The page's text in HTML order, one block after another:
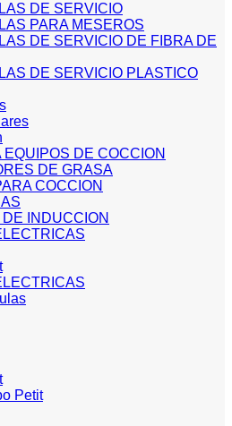
DE SERVICIO
PARA MESEROS
DE SERVICIO DE FIBRA DE
DE SERVICIO PLASTICO
EQUIPOS DE COCCION
DE GRASA
COCCION
INDUCCION
Petit